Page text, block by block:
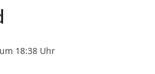
18:38 Uhr